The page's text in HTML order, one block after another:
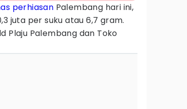
perhiasan Palembang hari ini,
juta per suku atau 6,7 gram.
Plaju Palembang dan Toko